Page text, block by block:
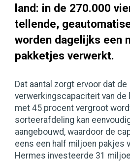
land: in de 270.000
tellende,
worden dagelijks een
pakketjes verwerkt.
Dat aantal zorgt ervoor dat de
verwerkingscapaciteit van
met 45 procent vergroot
sorteerafdeling kan
aangebouwd, waardoor de
eens een half miljoen pakjes
Hermes investeerde 31